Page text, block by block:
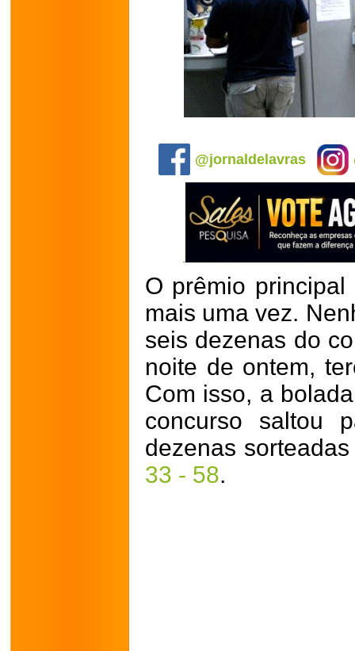
@jornaldelavras
O prêmio
mais uma vez.
seis dezenas do
noite de ontem,
Com isso, a
concurso saltou
dezenas
33 - 58.